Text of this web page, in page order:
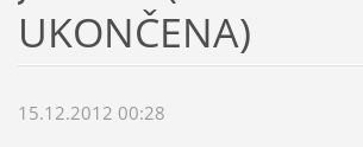
UKONČENA)
15.12.2012 00:28